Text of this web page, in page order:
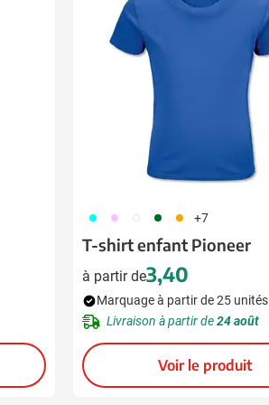
& boissons
& bien-être
& lampes
& coup de cœur
166 376 002 134 007 +7
T-shirt enfant Pioneer
à partir de3,40
Marquage à partir de 25 unités
Livraison à partir de24 août
Voir le produit